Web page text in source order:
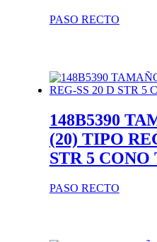
PASO RECTO
148B5390
(20) TIPO
STR 5 CONO
PASO RECTO